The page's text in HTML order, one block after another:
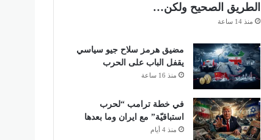
الطريق الصحيح ولكن…
منذ 14 ساعة
مضيق هرمز سلاح جيو سياسي
يقفل الباب على الحرب
منذ 16 ساعة
في خطة ترامب “لحرب
استباقيّة” مع ايران وما بعدها
منذ 4 أيام